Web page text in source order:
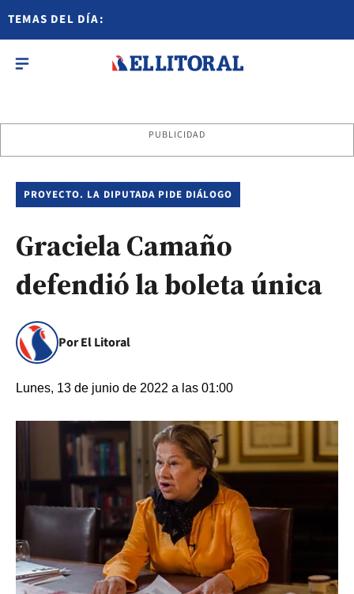
TEMAS DEL DÍA:
PUBLICIDAD
PROYECTO. LA DIPUTADA PIDE DIÁLOGO
Graciela Camaño
defendió la boleta única
Por El Litoral
Lunes, 13 de junio de 2022 a las 01:00